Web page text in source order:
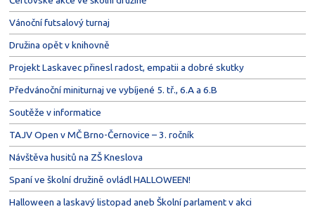
Vánoční futsalový turnaj
Družina opět v knihovně
Projekt Laskavec přinesl radost, empatii a dobré skutky
Předvánoční miniturnaj ve vybíjené 5. tř., 6.A a 6.B
Soutěže v informatice
TAJV Open v MČ Brno-Černovice – 3. ročník
Návštěva husitů na ZŠ Kneslova
Spaní ve školní družině ovládl HALLOWEEN!
Halloween a laskavý listopad aneb Školní parlament v akci